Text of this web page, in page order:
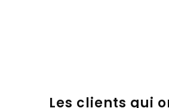
Les clients qui